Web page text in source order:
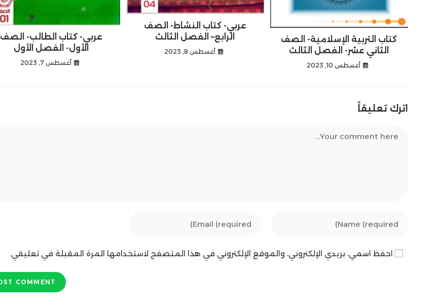
عربي- كتاب الطالب- الصف
الأول- الفصل الأول
أغسطس 7, 2023
عربي- كتاب النشاط- الصف
الرابع– الفصل الثالث
أغسطس 8, 2023
كتاب التربية الإسلامية- الصف
الثاني عشر- الفصل الثالث
أغسطس 10, 2023
اترك تعليقاً
your
or
your
address
احفظ اسمي، بريدي الإلكتروني، والموقع الإلكتروني في هذا المتصفح لاستخدامها المرة المقبلة في تعليقي.